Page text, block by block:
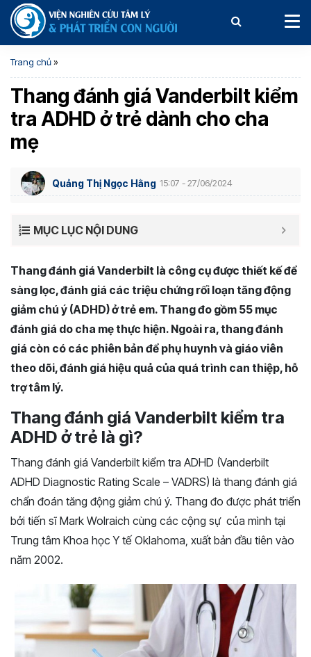
Trang chủ»
Thang đánh giá Vanderbilt kiểm
tra ADHD ở trẻ dành cho cha
mẹ
Quảng Thị Ngọc Hằng 15:07 - 27/06/2024
MỤC LỤC NỘI DUNG
Thang đánh giá Vanderbilt là công cụ được thiết kế để
sàng lọc, đánh giá các triệu chứng rối loạn tăng động
giảm chú ý (ADHD) ở trẻ em. Thang đo gồm 55 mục
đánh giá do cha mẹ thực hiện. Ngoài ra, thang đánh
giá còn có các phiên bản để phụ huynh và giáo viên
theo dõi, đánh giá hiệu quả của quá trình can thiệp, hỗ
trợ tâm lý.
Thang đánh giá Vanderbilt kiểm tra
ADHD ở trẻ là gì?
Thang đánh giá Vanderbilt kiểm tra ADHD (Vanderbilt
ADHD Diagnostic Rating Scale – VADRS) là thang đánh giá
chẩn đoán tăng động giảm chú ý. Thang đo được phát triển
bởi tiến sĩ Mark Wolraich cùng các cộng sự của mình tại
Trung tâm Khoa học Y tế Oklahoma, xuất bản đầu tiên vào
năm 2002.